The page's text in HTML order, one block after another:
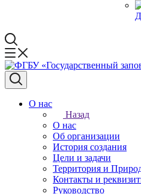
О нас
Назад
О нас
Об организации
История создания
Цели и задачи
Территория и
Контакты и
Руководство